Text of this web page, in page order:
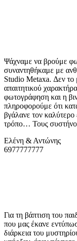
Ψάχναμε να βρούμε
συναντηθήκαμε με
Studio Metaxa. Δεν το
απαιτητικού
φωτογράφηση και η
πληροφορούμε ότι
βγάλανε τον
τρόπο… Τους
Ελένη & Αντώνης
6977777777
Για τη βάπτιση του
που μας έκανε
διάρκεια του